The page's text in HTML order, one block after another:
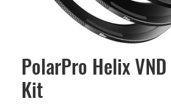
PolarPro Helix
Kit
Skip
beginning